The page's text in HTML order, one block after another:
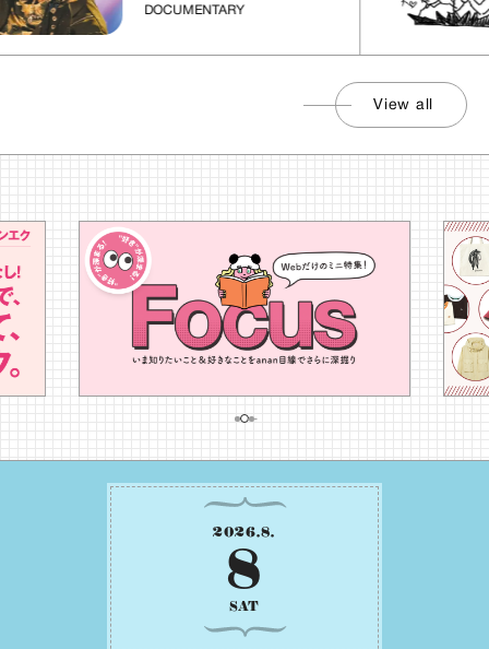
DOCUMENTARY
View all
2026.8.
8
SAT